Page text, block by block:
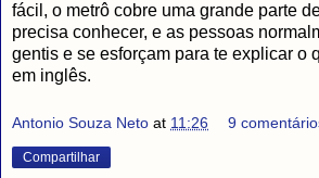
fácil, o metrô cobre uma grande parte
precisa conhecer, e as pessoas
gentis e se esforçam para te explicar o
em inglês.
Antonio Souza Neto at 11:26 9
Compartilhar